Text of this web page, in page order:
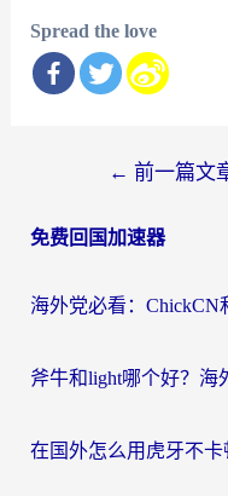
Spread the love
导
← 前一篇文
免费回国加速器